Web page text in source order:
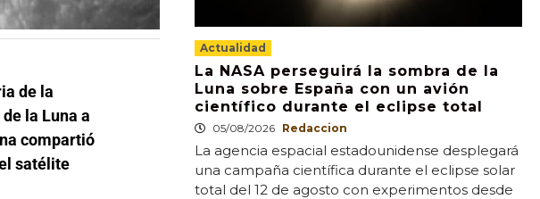
de la
la Luna a
compartió
satélite
Actualidad
La NASA perseguirá la sombra de la
Luna sobre España con un avión
científico durante el eclipse total
05/08/2026 Redaccion
La agencia espacial estadounidense desplegará
una campaña científica durante el eclipse solar
total del 12 de agosto con experimentos desde